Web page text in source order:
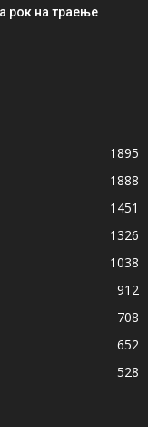
рок на траење
1895
1888
1451
1326
1038
912
708
652
528